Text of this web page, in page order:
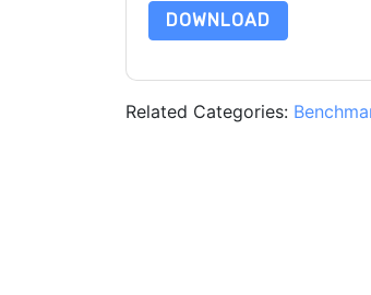
DOWNLOAD
Related Categories: